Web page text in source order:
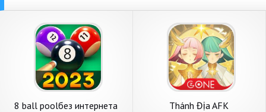
8 ball poolбез интернета Thánh Địa AFK